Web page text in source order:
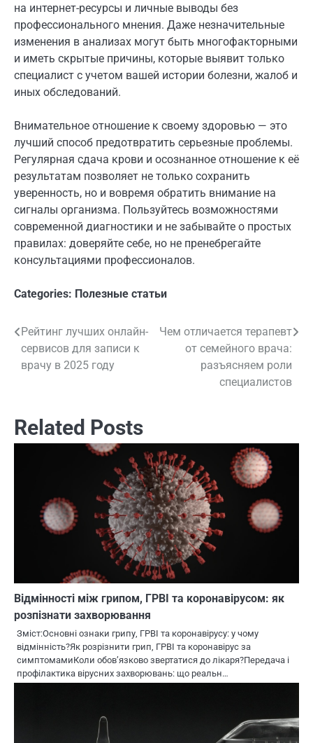
на интернет-ресурсы и личные выводы без
профессионального мнения. Даже незначительные
изменения в анализах могут быть многофакторными
и иметь скрытые причины, которые выявит только
специалист с учетом вашей истории болезни, жалоб и
иных обследований.
Внимательное отношение к своему здоровью — это
лучший способ предотвратить серьезные проблемы.
Регулярная сдача крови и осознанное отношение к её
результатам позволяет не только сохранить
уверенность, но и вовремя обратить внимание на
сигналы организма. Пользуйтесь возможностями
современной диагностики и не забывайте о простых
правилах: доверяйте себе, но не пренебрегайте
консультациями профессионалов.
Categories: Полезные статьи
Навигация
по
Рейтинг лучших онлайн-
сервисов для записи к
врачу в 2025 году
Чем отличается терапевт
от семейного врача:
разъясняем роли
специалистов
Related Posts
Відмінності між грипом, ГРВІ та коронавірусом: як
розпізнати захворювання
Зміст:Основні ознаки грипу, ГРВІ та коронавірусу: у чому
відмінність?Як розрізнити грип, ГРВІ та коронавірус за
симптомамиКоли обов’язково звертатися до лікаря?Передача і
профілактика вірусних захворювань: що реальн…